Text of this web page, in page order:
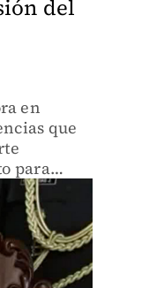
del
en
que
para